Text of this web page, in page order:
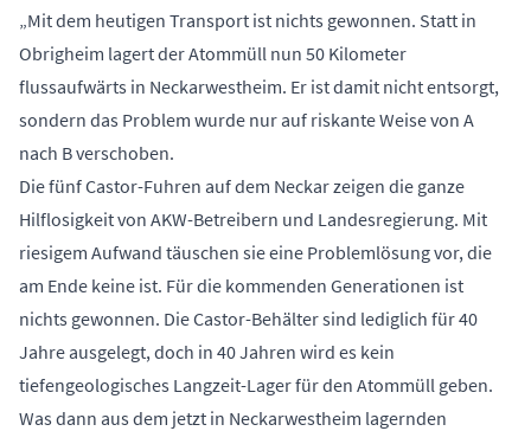
„Mit dem heutigen Transport ist nichts gewonnen. Statt in
Obrigheim lagert der Atommüll nun 50 Kilometer
flussaufwärts in Neckarwestheim. Er ist damit nicht entsorgt,
sondern das Problem wurde nur auf riskante Weise von A
nach B verschoben.
Die fünf Castor-Fuhren auf dem Neckar zeigen die ganze
Hilflosigkeit von AKW-Betreibern und Landesregierung. Mit
riesigem Aufwand täuschen sie eine Problemlösung vor, die
am Ende keine ist. Für die kommenden Generationen ist
nichts gewonnen. Die Castor-Behälter sind lediglich für 40
Jahre ausgelegt, doch in 40 Jahren wird es kein
tiefengeologisches Langzeit-Lager für den Atommüll geben.
Was dann aus dem jetzt in Neckarwestheim lagernden